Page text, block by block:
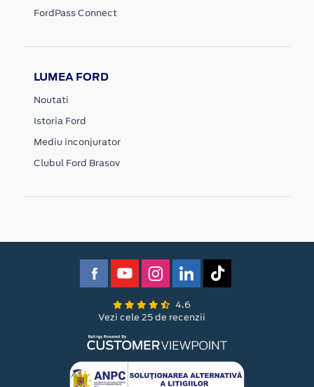
FordPass Connect
LUMEA FORD
Noutati
Istoria Ford
Mediu inconjurator
Clubul Ford Brasov
4.6
Vezi cele 25 de recenzii